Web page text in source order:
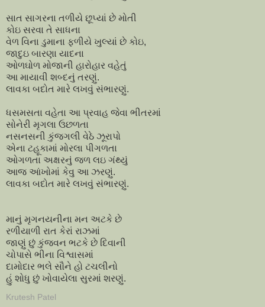
સાત સાગરના તળીયે છૂપ્યાં છે મોતી
કોઇ સરવા તે સાધના
વેળ વિના ડુમાના ફળીયે ખુલ્યાં છે કોઇ,
જાદુઇ બારણા યાદના
ઓળઘોળ મોજાની હારોહાર વહેતું
આ માયાવી શબ્દનું તરણું.
લાવકા બદોત મારે લખવું સંભારણું.
ધસમસતા વહેતા આ પ્રવાહ જેવા ભીતરમાં
સોનેરી મૃગલા ઉછળતા
નસનસની કુંજગલી વેઠે ઝૂરાપો
એના ટહૂકામાં મોરલા પીગળતા
ઓગળતા અક્ષરનું જળ લઇ ગંથ્યું
આજ આંખોમાં કેવુ આ ઝરણું.
લાવકા બદોત મારે લખવું સંભારણું.
માનું મૃગનયનીના મન અટકે છે
રળીયાળી રાત કેરાં રાઝમાં
જાણું છું કુંજવન ભટકે છે દિવાની
ચોપાસે ભીના વિશ્વાસમાં
દામોદાર ભલે સૌને હો ટચલીનો
હું શોધુ છું ખોવાયેલા સુરમાં શરણું.
Krutesh Patel